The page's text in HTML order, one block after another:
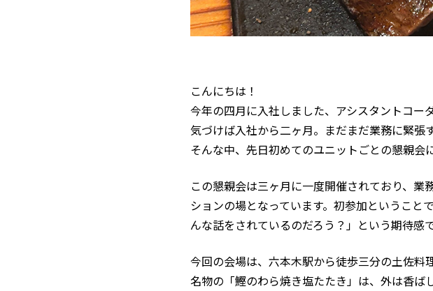
こんにちは！
今年の四月に入社しました、アシスタントコー
気づけば入社から二ヶ月。まだまだ業務に緊張
そんな中、先日初めてのユニットごとの懇親会
この懇親会は三ヶ月に一度開催されており、
ションの場となっています。初参加というこ
んな話をされているのだろう？」という期待感
今回の会場は、六本木駅から徒歩三分の土佐料
名物の「鰹のわら焼き塩たたき」は、外は香